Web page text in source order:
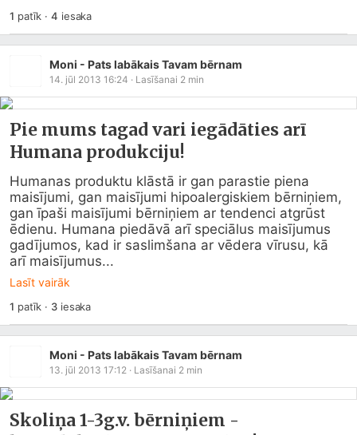
1 patīk ·4 iesaka
Moni - Pats labākais Tavam bērnam
14. jūl 2013 16:24 · Lasīšanai 2 min
Pie mums tagad vari iegādāties arī
Humana produkciju!
Humanas produktu klāstā ir gan parastie piena
maisījumi, gan maisījumi hipoalergiskiem bērniņiem,
gan īpaši maisījumi bērniņiem ar tendenci atgrūst
ēdienu. Humana piedāvā arī speciālus maisījumus
gadījumos, kad ir saslimšana ar vēdera vīrusu, kā
arī maisījumus...
Lasīt vairāk
1 patīk · 3iesaka
Moni - Pats labākais Tavam bērnam
13. jūl 2013 17:12 · Lasīšanai 2 min
Skoliņa 1-3g.v. bērniņiem -